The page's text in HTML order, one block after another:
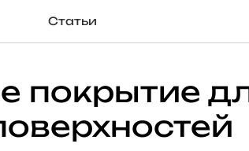
Статьи
покрытие